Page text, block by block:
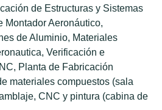
de Estructuras y Sistemas
Montador Aeronáutico,
de Aluminio, Materiales
Verificación e
Planta de Fabricación
materiales compuestos (sala
CNC y pintura (cabina de